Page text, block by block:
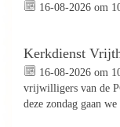
16-08-2026 om
Kerkdienst
16-08-2026 om
vrijwilligers van de
deze zondag gaan